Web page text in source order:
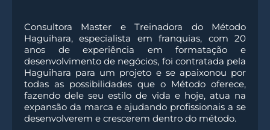
Consultora Master e Treinadora do Método
Haguihara, especialista em franquias, com 20
anos de experiência em formatação e
desenvolvimento de negócios, foi contratada pela
Haguihara para um projeto e se apaixonou por
todas as possibilidades que o Método oferece,
fazendo dele seu estilo de vida e hoje, atua na
expansão da marca e ajudando profissionais a se
desenvolverem e crescerem dentro do método.